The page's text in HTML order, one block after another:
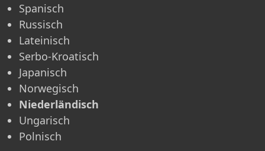
Spanisch
Russisch
Lateinisch
Serbo-Kroatisch
Japanisch
Norwegisch
Niederländisch
Ungarisch
Polnisch